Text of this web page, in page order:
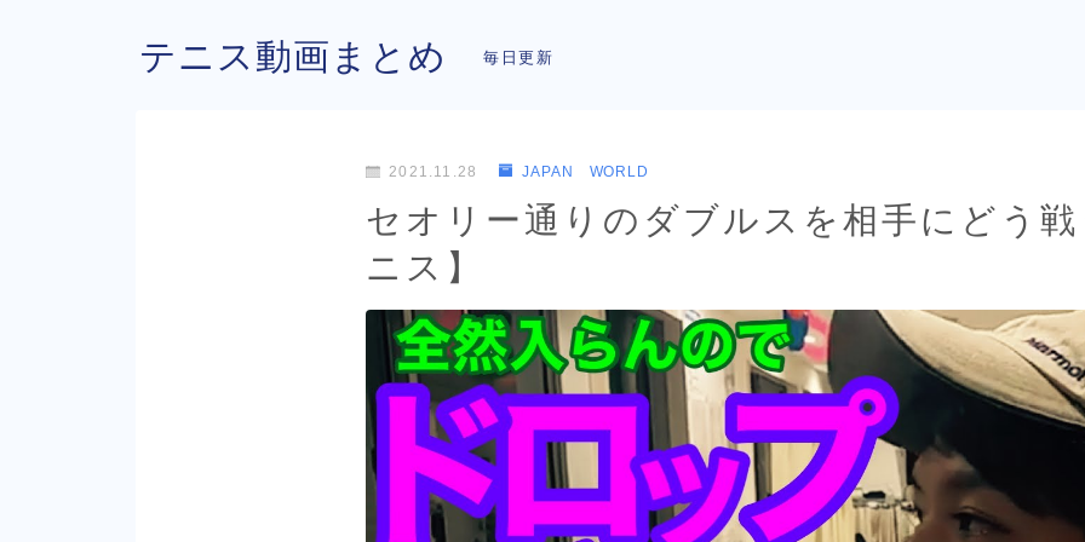
テニス動画まとめ 毎日更新
2021.11.28 JAPAN WORLD
セオリー通りのダブルスを相手にどう
ニス】